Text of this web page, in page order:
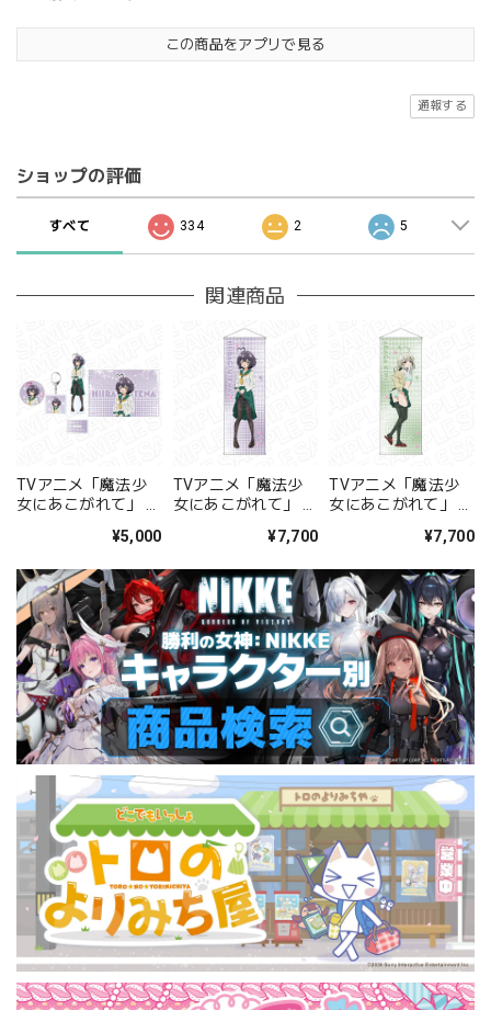
この商品をアプリで見る
通報する
ショップの評価
すべて 334 2 5
関連商品
TVアニメ「魔法少
女にあこがれて」 グ
¥5,000
TVアニメ「魔法少
女にあこがれて」 特
¥7,700
TVアニメ「魔法少
女にあこがれて」 特
¥7,700